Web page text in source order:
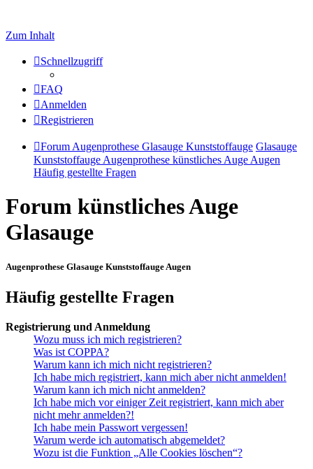
Zum Inhalt
Schnellzugriff
FAQ
Anmelden
Registrieren
Forum Augenprothese Glasauge Kunststoffauge Glasauge
Kunststoffauge Augenprothese künstliches Auge Augen
Häufig gestellte Fragen
Forum künstliches Auge
Glasauge
Augenprothese Glasauge Kunststoffauge Augen
Häufig gestellte Fragen
Registrierung und Anmeldung
Wozu muss ich mich registrieren?
Was ist COPPA?
Warum kann ich mich nicht registrieren?
Ich habe mich registriert, kann mich aber nicht anmelden!
Warum kann ich mich nicht anmelden?
Ich habe mich vor einiger Zeit registriert, kann mich aber
nicht mehr anmelden?!
Ich habe mein Passwort vergessen!
Warum werde ich automatisch abgemeldet?
Wozu ist die Funktion „Alle Cookies löschen“?